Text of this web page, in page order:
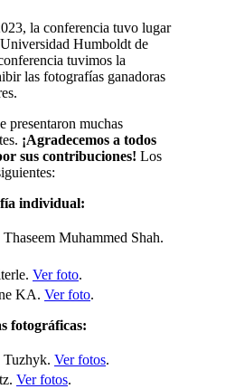
la conferencia tuvo lugar
Humboldt de
tuvimos la
las fotografías ganadoras
presentaron muchas
¡Agradecemos a todos
sus contribuciones! Los
individual:
Muhammed Shah.
Ver foto.
KA. Ver foto.
fotográficas:
Ver fotos.
Ver fotos.